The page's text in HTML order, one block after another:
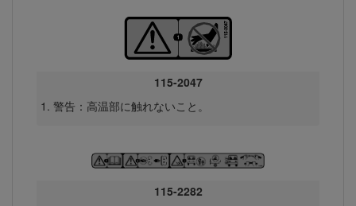
115-2047
警告：高温部に触れないこと。
115-2282